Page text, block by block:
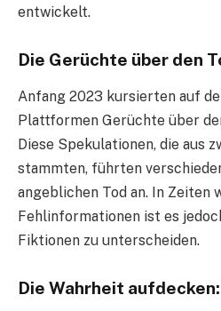
entwickelt.
Die Gerüchte über den
Anfang 2023 kursierten auf
Plattformen Gerüchte über
Diese Spekulationen, die aus
stammten, führten
angeblichen Tod an. In
Fehlinformationen ist es
Fiktionen zu unterscheiden.
Die Wahrheit